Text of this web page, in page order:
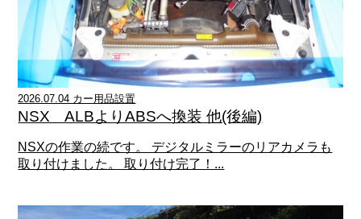
2026.07.04 カー用品設置
NSX ALBよりABSへ換装 他(後編)
NSXの作業の続です。 デジタルミラーのリアカメラも
取り付けました。 取り付け完了！...